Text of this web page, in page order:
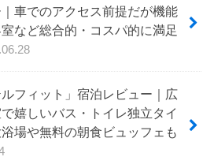
｜車でのアクセス前提だが機能
など総合的・コスパ的に満足
ルフィット」宿泊レビュー｜広
嬉しいバス・トイレ独立タイ
場や無料の朝食ビュッフェも